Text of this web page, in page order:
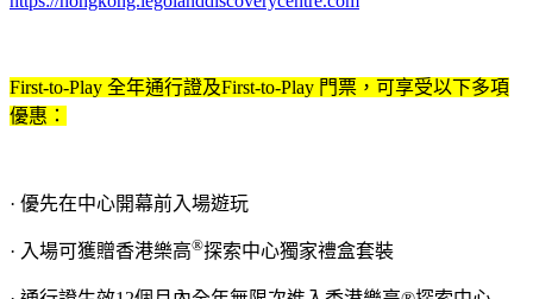
First-to-Play 全年通行證及First-to-Play 門票，可享受以下多項
優惠：
· 優先在中心開幕前入場遊玩
· 入場可獲贈香港樂高®探索中心獨家禮盒套裝